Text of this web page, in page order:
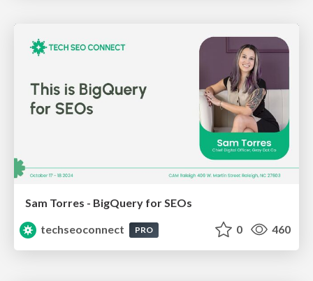
Sam Torres - BigQuery for SEOs
techseoconnect
PRO 0 460